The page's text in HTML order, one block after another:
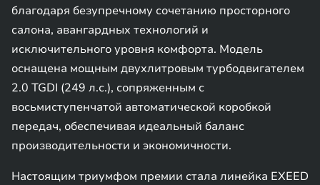
благодаря безупречному сочетанию просторного
салона, авангардных технологий и
исключительного уровня комфорта. Модель
оснащена мощным двухлитровым турбодвигателем
2.0 TGDI (249 л.с.), сопряженным с
восьмиступенчатой автоматической коробкой
передач, обеспечивая идеальный баланс
производительности и экономичности.
Настоящим триумфом премии стала линейка EXEED